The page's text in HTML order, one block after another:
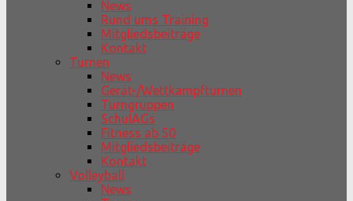
News
Rund ums Training
Mitgliedsbeiträge
Kontakt
Turnen
News
Gerät-/Wettkampfturnen
Turngruppen
SchulAGs
Fitness ab 50
Mitgliedsbeiträge
Kontakt
Volleyball
News